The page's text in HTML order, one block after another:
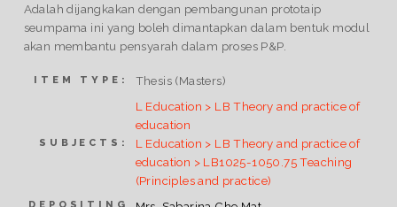
Adalah dijangkakan dengan pembangunan prototaip
seumpama ini yang boleh dimantapkan dalam bentuk modul
akan membantu pensyarah dalam proses P&P.
ITEM TYPE: Thesis (Masters)
SUBJECTS:
L Education > LB Theory and practice of
education
L Education > LB Theory and practice of
education > LB1025-1050.75 Teaching
(Principles and practice)